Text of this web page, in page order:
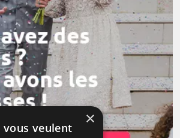
×
vous veulent